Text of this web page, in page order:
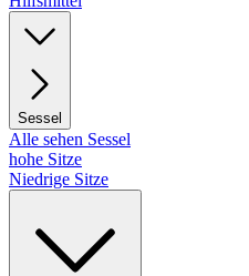
Sessel
Alle sehen Sessel
hohe Sitze
Niedrige Sitze